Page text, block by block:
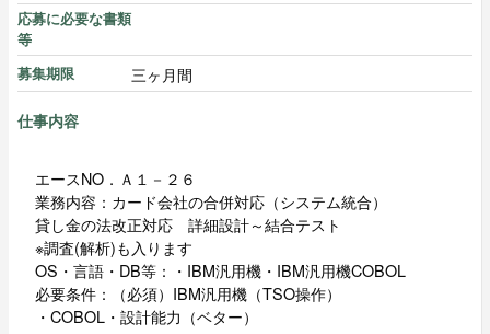
応募に必要な書類
等
募集期限
三ヶ月間
仕事内容
エースNO．Ａ１－２６
業務内容：カード会社の合併対応（システム統合）
貸し金の法改正対応 詳細設計～結合テスト
※調査(解析)も入ります
OS・言語・DB等：・IBM汎用機・IBM汎用機COBOL
必要条件：（必須）IBM汎用機（TSO操作）
・COBOL・設計能力（ベター）